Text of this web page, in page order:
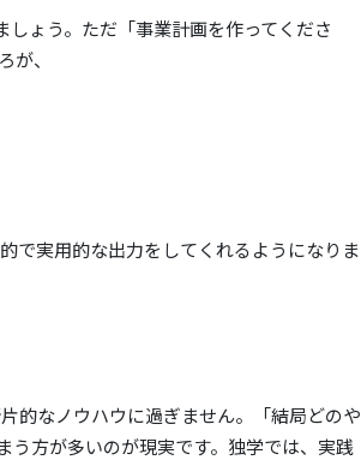
ょう。ただ「事業計画を作ってくださ
、
で実用的な出力をしてくれるようになりま
的なノウハウに過ぎません。「結局どのや
う方が多いのが現実です。独学では、実践